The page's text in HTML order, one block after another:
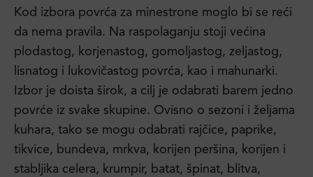
Kod izbora povrća za minestrone moglo bi se reći
da nema pravila. Na raspolaganju stoji većina
plodastog, korjenastog, gomoljastog, zeljastog,
lisnatog i lukovičastog povrća, kao i mahunarki.
Izbor je doista širok, a cilj je odabrati barem jedno
povrće iz svake skupine. Ovisno o sezoni i željama
kuhara, tako se mogu odabrati rajčice, paprike,
tikvice, bundeva, mrkva, korijen peršina, korijen i
stabljika celera, krumpir, batat, špinat, blitva,